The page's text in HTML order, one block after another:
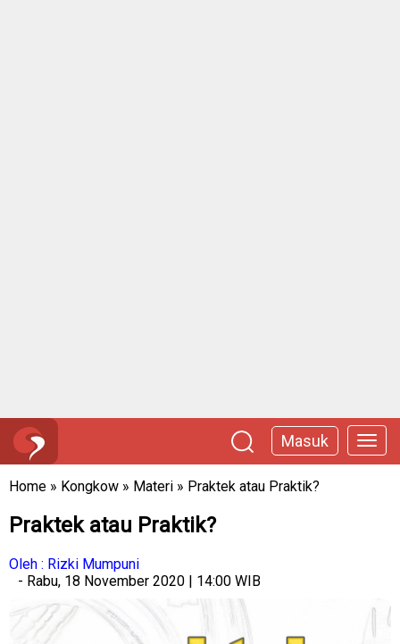
Masuk
Home » Kongkow » Materi » Praktek atau Praktik?
Praktek atau Praktik?
Oleh : Rizki Mumpuni
- Rabu, 18 November 2020 | 14:00 WIB